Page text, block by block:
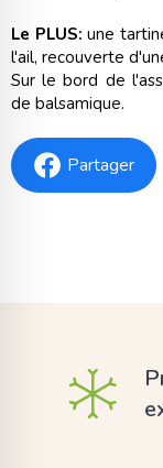
Le PLUS: une
l'ail, recouverte
Sur le bord de
de balsamique.
Partager